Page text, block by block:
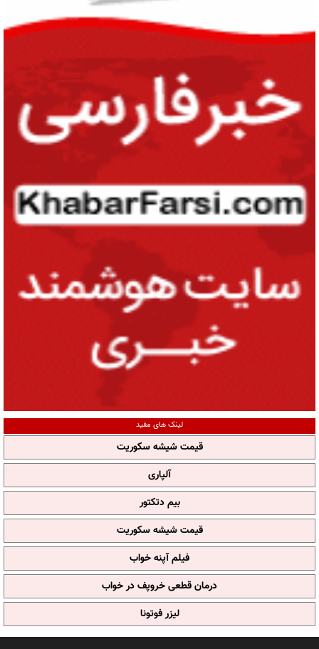
لینک های مفید
قیمت شیشه سکوریت
آلپاری
بیم دتکتور
قیمت شیشه سکوریت
فیلم آپنه خواب
درمان قطعی خروپف در خواب
لیزر فوتونا